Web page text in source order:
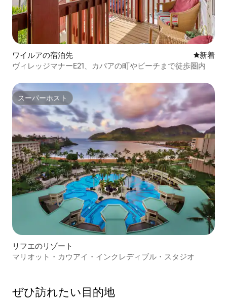
ワイルアの宿泊先 新しい宿
新着
ヴィレッジマナーE21、カパアの町やビーチまで徒歩圏内
スーパーホスト
スーパーホスト
リフエのリゾート
マリオット・カウアイ・インクレディブル・スタジオ
ぜひ訪⁠れ⁠た⁠い目⁠的⁠地